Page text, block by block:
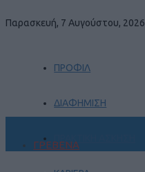
Παρασκευή, 7 Αυγούστου, 2026
ΠΡΟΦΙΛ
ΔΙΑΦΗΜΙΣΗ
ΓΡΕΒΕΝΑ